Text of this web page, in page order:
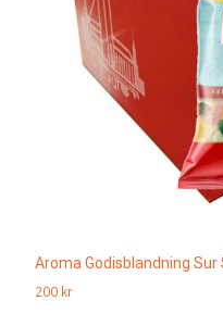
Aroma Godisblandning Sur
200 kr